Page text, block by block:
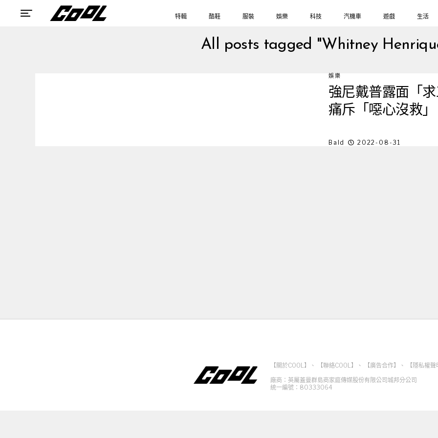
特輯 酷鞋 服裝 娛樂 科技 汽機車 遊戲 生活
All posts tagged "Whitney
娛樂
強尼戴普露面「
痛斥「噁心沒救」
Bald 2022-08-31
【關於COOL】 、 【聯絡COOL】 、 【廣告合作】 、
【隱私權
廠商：英屬蓋曼群島商家庭傳媒股份有限公司城邦分公司
統一編號：80333064